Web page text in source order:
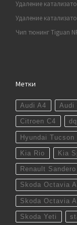
Удаление
Удаление
Чип тюнинг Tiguan
Метки
Audi A4 Audi
Citroen C4
Hyundai Tucson
Kia Rio Kia
Renault Sandero
Skoda Octavia
Skoda Octavia
Skoda Yeti